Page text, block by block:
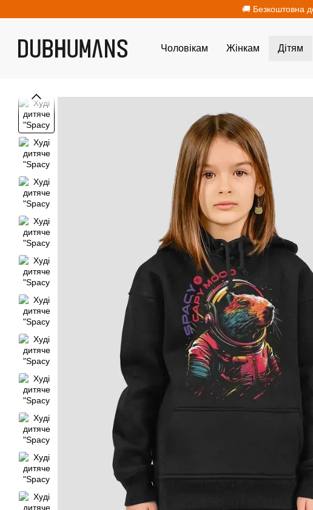
🚚 Безкоштовна
Чоловікам Жінкам Дітям